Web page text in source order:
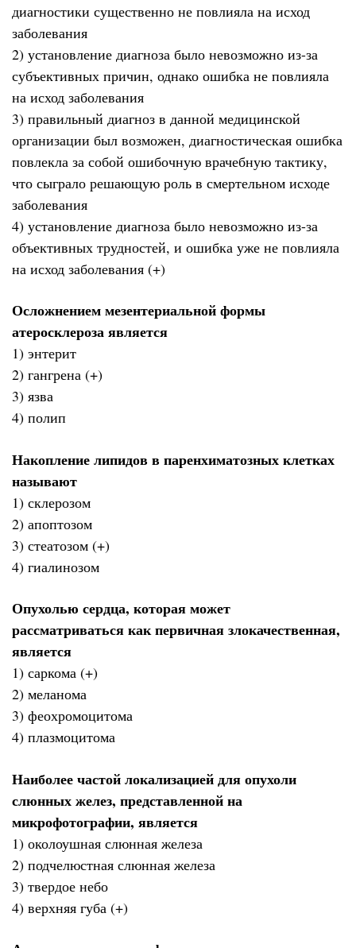
диагностики существенно не повлияла на исход
заболевания
2) установление диагноза было невозможно из-за
субъективных причин, однако ошибка не повлияла
на исход заболевания
3) правильный диагноз в данной медицинской
организации был возможен, диагностическая ошибка
повлекла за собой ошибочную врачебную тактику,
что сыграло решающую роль в смертельном исходе
заболевания
4) установление диагноза было невозможно из-за
объективных трудностей, и ошибка уже не повлияла
на исход заболевания (+)
Осложнением мезентериальной формы
атеросклероза является
1) энтерит
2) гангрена (+)
3) язва
4) полип
Накопление липидов в паренхиматозных клетках
называют
1) склерозом
2) апоптозом
3) стеатозом (+)
4) гиалинозом
Опухолью сердца, которая может
рассматриваться как первичная злокачественная,
является
1) саркома (+)
2) меланома
3) феохромоцитома
4) плазмоцитома
Наиболее частой локализацией для опухоли
слюнных желез, представленной на
микрофотографии, является
1) околоушная слюнная железа
2) подчелюстная слюнная железа
3) твердое небо
4) верхняя губа (+)